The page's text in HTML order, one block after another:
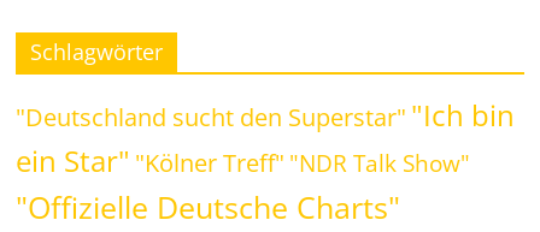
Schlagwörter
"Deutschland sucht den Superstar" "Ich bin
ein Star" "Kölner Treff" "NDR Talk Show"
"Offizielle Deutsche Charts"